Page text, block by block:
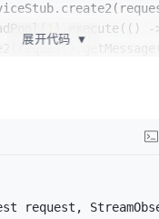
展开代码 ▼
request,